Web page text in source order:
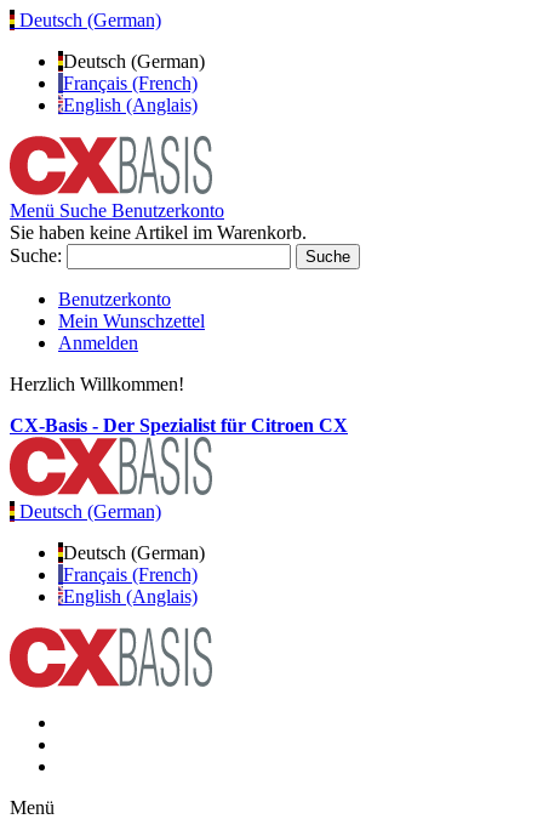
Deutsch (German)
Deutsch (German)
Français (French)
English (Anglais)
Menü Suche Benutzerkonto
Sie haben keine Artikel im Warenkorb.
Suche:
Suche
Benutzerkonto
Mein Wunschzettel
Anmelden
Herzlich Willkommen!
CX-Basis - Der Spezialist für Citroen CX
Deutsch (German)
Deutsch (German)
Français (French)
English (Anglais)
Menü